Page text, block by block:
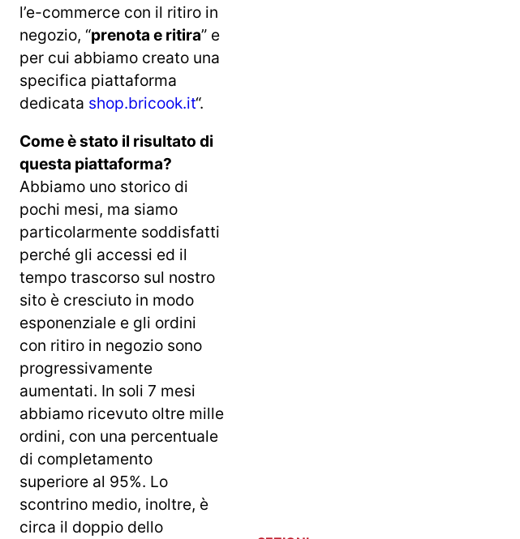
l’e-commerce con il ritiro in
negozio, “prenota e ritira” e
per cui abbiamo creato una
specifica piattaforma
dedicata shop.bricook.it“.
Come è stato il risultato di
questa piattaforma?
Abbiamo uno storico di
pochi mesi, ma siamo
particolarmente soddisfatti
perché gli accessi ed il
tempo trascorso sul nostro
sito è cresciuto in modo
esponenziale e gli ordini
con ritiro in negozio sono
progressivamente
aumentati. In soli 7 mesi
abbiamo ricevuto oltre mille
ordini, con una percentuale
di completamento
superiore al 95%. Lo
scontrino medio, inoltre, è
circa il doppio dello